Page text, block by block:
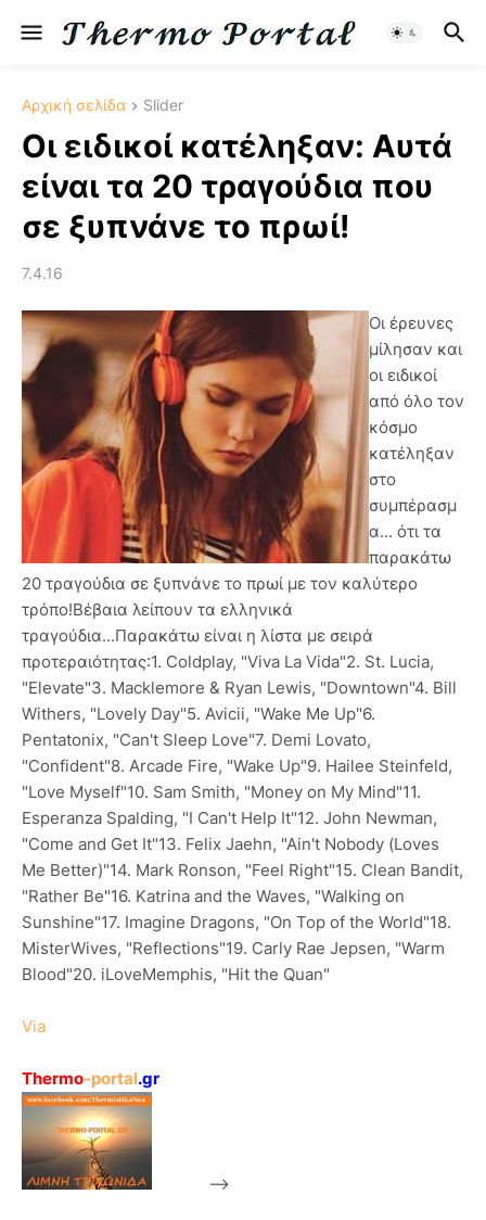
Αρχική σελίδα Slider
Οι ειδικοί κατέληξαν: Αυτά
είναι τα 20 τραγούδια που
σε ξυπνάνε το πρωί!
7.4.16
Οι έρευνες
μίλησαν και
οι ειδικοί
από όλο τον
κόσμο
κατέληξαν
στο
συμπέρασμ
α... ότι τα
παρακάτω
20 τραγούδια σε ξυπνάνε το πρωί με τον καλύτερο
τρόπο!Βέβαια λείπουν τα ελληνικά
τραγούδια...Παρακάτω είναι η λίστα με σειρά
προτεραιότητας:1. Coldplay, "Viva La Vida"2. St. Lucia,
"Elevate"3. Macklemore & Ryan Lewis, "Downtown"4. Bill
Withers, "Lovely Day"5. Avicii, "Wake Me Up"6.
Pentatonix, "Can't Sleep Love"7. Demi Lovato,
"Confident"8. Arcade Fire, "Wake Up"9. Hailee Steinfeld,
"Love Myself"10. Sam Smith, "Money on My Mind"11.
Esperanza Spalding, "I Can't Help It"12. John Newman,
"Come and Get It"13. Felix Jaehn, "Ain't Nobody (Loves
Me Better)"14. Mark Ronson, "Feel Right"15. Clean Bandit,
"Rather Be"16. Katrina and the Waves, "Walking on
Sunshine"17. Imagine Dragons, "On Top of the World"18.
MisterWives, "Reflections"19. Carly Rae Jepsen, "Warm
Blood"20. iLoveMemphis, "Hit the Quan"
Via
Thermo-portal.gr
-->